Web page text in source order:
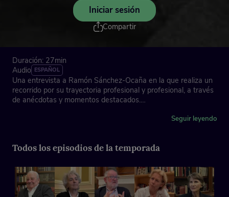
Iniciar sesión
Compartir
Duración: 27min
Audio ESPAÑOL
Una entrevista a Ramón Sánchez-Ocaña en la que realiza un
recorrido por su trayectoria profesional y profesional, a través
de anécdotas y momentos destacados.
Asociación de la Prensa de Madrid, con la colaboración de
Ficha técnica
Imagen y edición gráfica: Laura Ropero
Locución cabecera: Juan Ochoa y Tere Vilas
Música instrumental: Laura Mondéjar
Seguir leyendo
Todos los episodios de la temporada